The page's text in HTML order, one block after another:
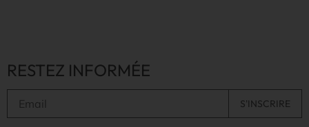
RESTEZ INFORMÉE